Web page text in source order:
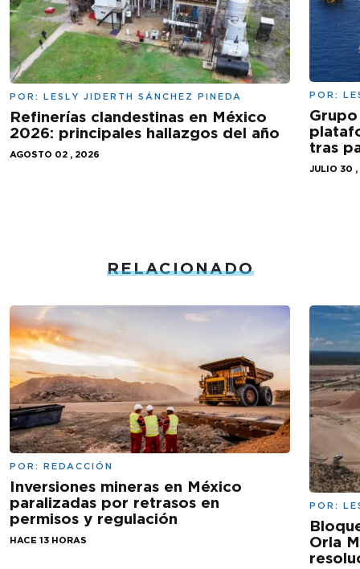
POR: LESLY JIDERTH SÁNCHEZ PINEDA
Refinerías clandestinas en México
2026: principales hallazgos del año
AGOSTO 02 , 2026
POR:
tras
JULIO 30
RELACIONADO
POR: REDACCIÓN
Inversiones mineras en México
paralizadas por retrasos en
permisos y regulación
HACE 13 HORAS
POR:
Orla